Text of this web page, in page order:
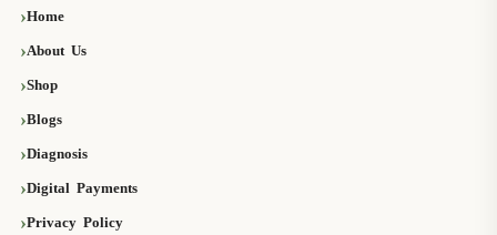
Home
About Us
Shop
Blogs
Diagnosis
Digital Payments
Privacy Policy